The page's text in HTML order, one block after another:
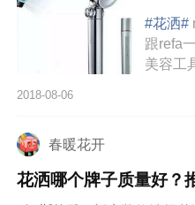
#花洒#
跟refa
美容工
洒能将
2018-08-06
春暖花开
花洒哪个牌子质量好？